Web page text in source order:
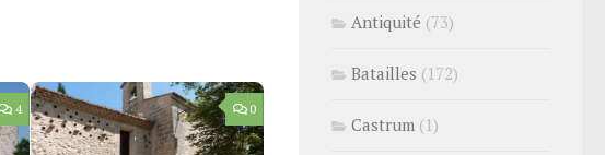
4 0
Antiquité (73)
Batailles (172)
Castrum (1)